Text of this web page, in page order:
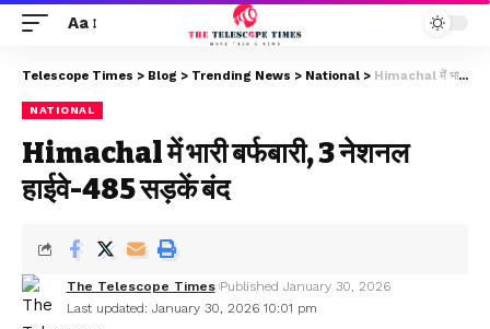
Aa
Telescope Times > Blog > Trending News > National > Himachal में भारी बर्फबारी, 3 नेशनल हाईवे-485 सड़कें बंद
NATIONAL
Himachal में भारी बर्फबारी, 3 नेशनल
हाईवे-485 सड़कें बंद
Last updated: January 30, 2026 10:01 pm
The Telescope Times Published January 30, 2026